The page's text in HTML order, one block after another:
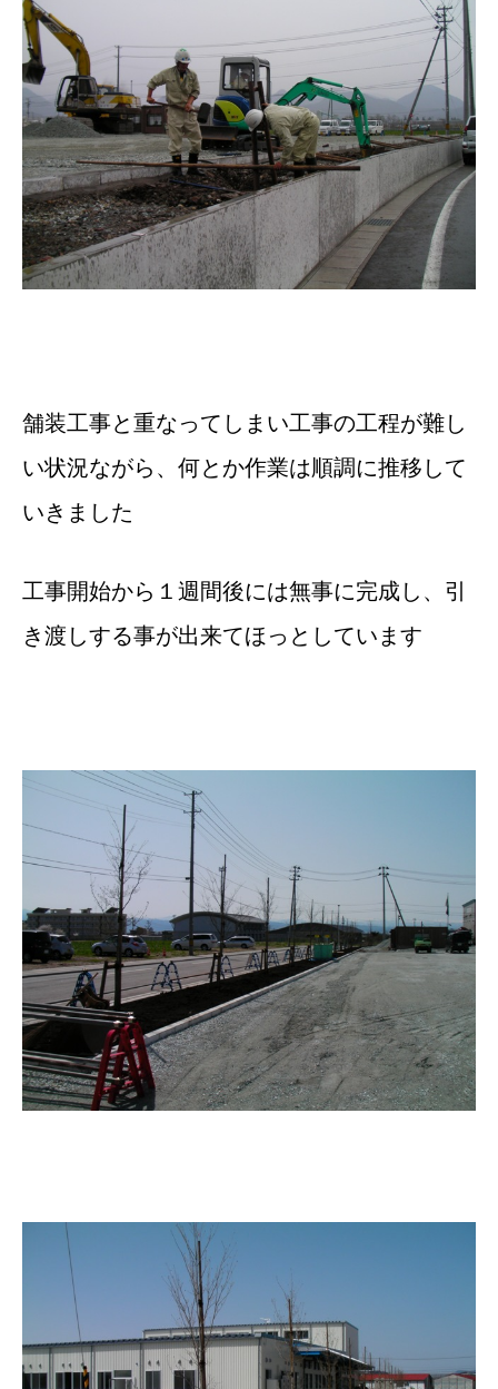
舗装工事と重なってしまい工事の工程が難し
い状況ながら、何とか作業は順調に推移して
いきました
工事開始から１週間後には無事に完成し、引
き渡しする事が出来てほっとしています